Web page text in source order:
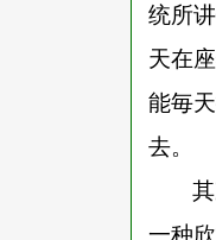
统所
天在
能毎
去。
一种